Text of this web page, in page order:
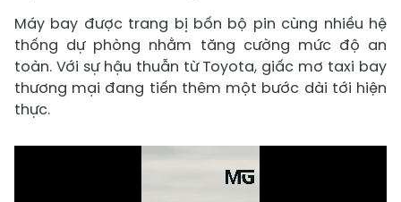
Máy bay được trang bị bốn bộ pin cùng nhiều hệ
thống dự phòng nhằm tăng cường mức độ an
toàn. Với sự hậu thuẫn từ Toyota, giấc mơ taxi bay
thương mại đang tiến thêm một bước dài tới hiện
thực.